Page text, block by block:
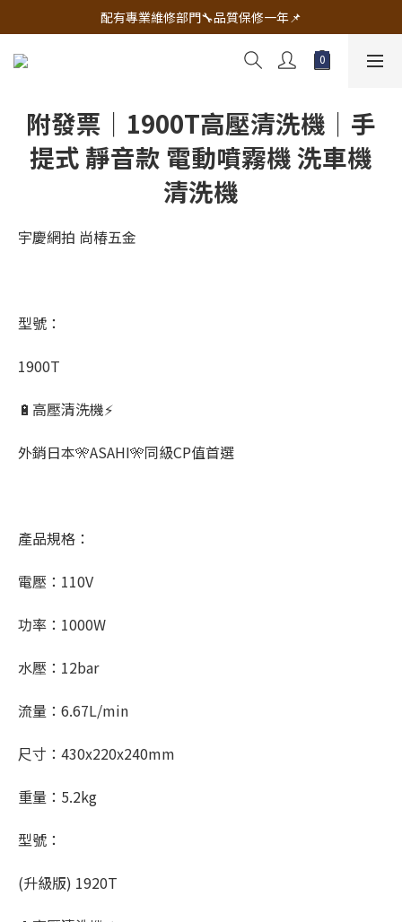
🔧電動工具&五金唯一首選 宇慶五金網拍🔧
配有專業維修部門🔧品質保修一年📌
🔧電動工具&五金唯一首選 宇慶五金網拍🔧
附發票｜1900T高壓清洗機｜手
提式 靜音款 電動噴霧機 洗車機
清洗機
宇慶網拍 尚椿五金
型號：
1900T
🔋高壓清洗機⚡
外銷日本🎌ASAHI🎌同級CP值首選
產品規格：
電壓：110V
功率：1000W
水壓：12bar
流量：6.67L/min
尺寸：430x220x240mm
重量：5.2kg
型號：
(升級版) 1920T